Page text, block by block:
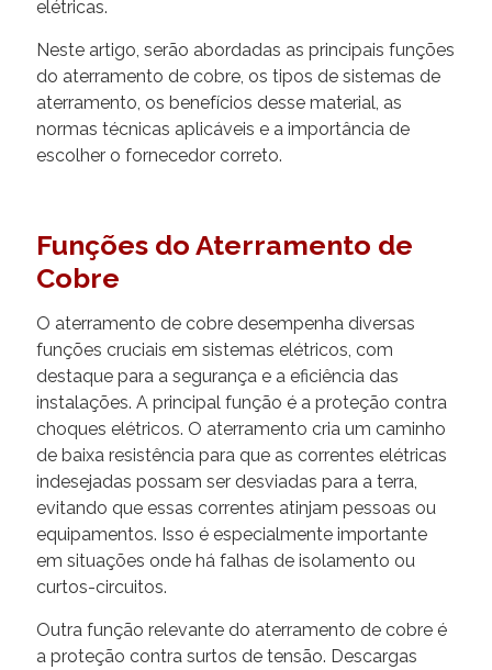
elétricas.
Neste artigo, serão abordadas as principais funções
do aterramento de cobre, os tipos de sistemas de
aterramento, os benefícios desse material, as
normas técnicas aplicáveis e a importância de
escolher o fornecedor correto.
Funções do Aterramento de
Cobre
O aterramento de cobre desempenha diversas
funções cruciais em sistemas elétricos, com
destaque para a segurança e a eficiência das
instalações. A principal função é a proteção contra
choques elétricos. O aterramento cria um caminho
de baixa resistência para que as correntes elétricas
indesejadas possam ser desviadas para a terra,
evitando que essas correntes atinjam pessoas ou
equipamentos. Isso é especialmente importante
em situações onde há falhas de isolamento ou
curtos-circuitos.
Outra função relevante do aterramento de cobre é
a proteção contra surtos de tensão. Descargas